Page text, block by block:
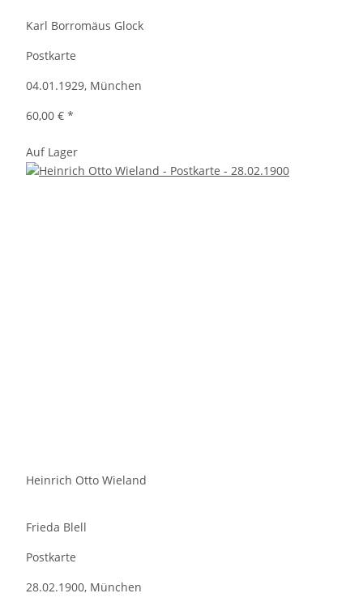
Karl Borromäus Glock
Postkarte
04.01.1929, München
60,00 € *
Auf Lager
Heinrich Otto Wieland
Frieda Blell
Postkarte
28.02.1900, München